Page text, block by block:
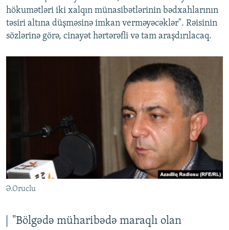
hökumətləri iki xalqın münasibətlərinin bədxahlarının
təsiri altına düşməsinə imkan verməyəcəklər". Rəisinin
sözlərinə görə, cinayət hərtərəfli və tam araşdırılacaq.
Ə.Oruclu
"Bölgədə müharibədə maraqlı olan